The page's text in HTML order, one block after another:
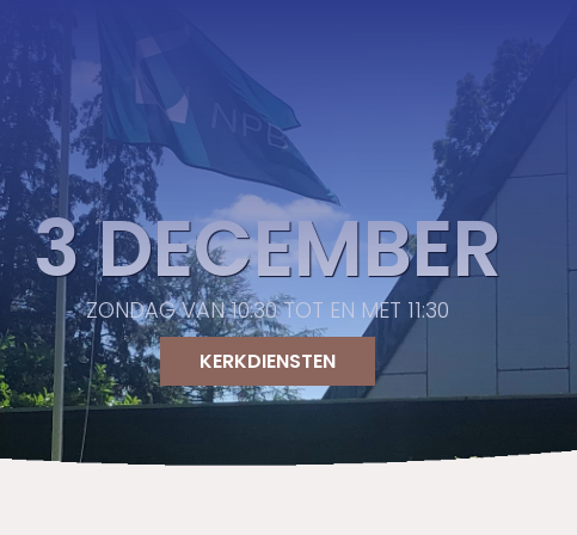
3 DECEMBER
ZONDAG VAN 10:30 TOT EN MET 11:30
KERKDIENSTEN